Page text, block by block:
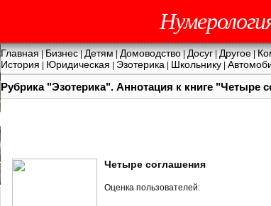
Главная|Бизнес|Детям|Домоводство|Досуг|Другое|
История Юридическая Эзотерика Школьнику
Рубрика "Эзотерика". Аннотация к книге "Четыре
Четыре соглашения
Оценка пользователей: